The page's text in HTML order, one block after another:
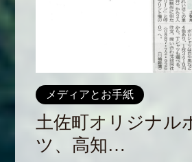
メディアとお手紙
土佐町オリジナル
ツ、高知…